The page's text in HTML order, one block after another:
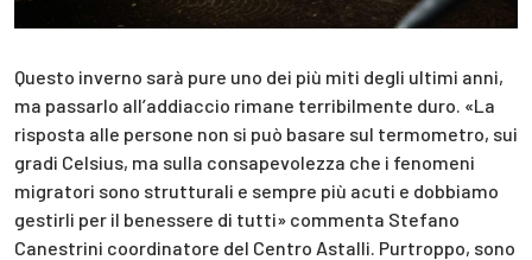
Questo inverno sarà pure uno dei più miti degli ultimi anni,
ma passarlo all’addiaccio rimane terribilmente duro. «La
risposta alle persone non si può basare sul termometro, sui
gradi Celsius, ma sulla consapevolezza che i fenomeni
migratori sono strutturali e sempre più acuti e dobbiamo
gestirli per il benessere di tutti» commenta Stefano
Canestrini coordinatore del Centro Astalli. Purtroppo, sono